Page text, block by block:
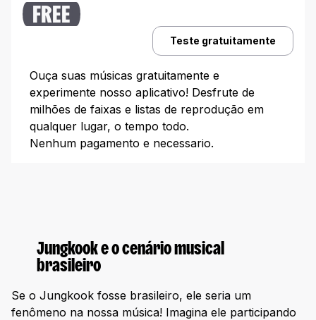
FREE
Teste gratuitamente
Ouça suas músicas gratuitamente e
experimente nosso aplicativo! Desfrute de
milhões de faixas e listas de reprodução em
qualquer lugar, o tempo todo.
Nenhum pagamento e necessario.
Jungkook e o cenário musical
brasileiro
Se o Jungkook fosse brasileiro, ele seria um
fenômeno na nossa música! Imagina ele participando